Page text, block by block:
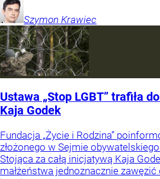
Szymon Krawiec
Ustawa „Stop LGBT” trafiła
Kaja Godek
Fundacja „Życie i Rodzina”
złożonego w Sejmie obywatelskiego
Stojąca za całą inicjatywą Kaja
małżeństwa jednoznacznie